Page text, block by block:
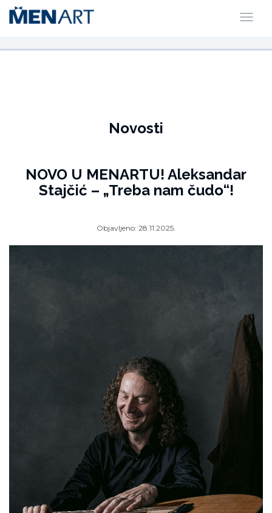
Novosti
NOVO U MENARTU! Aleksandar
Stajčić – „Treba nam čudo“!
Objavljeno: 28.11.2025.